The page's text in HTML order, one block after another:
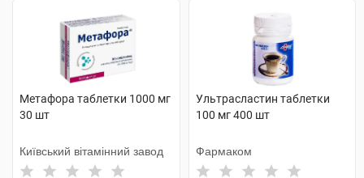
Метафора таблетки 1000 мг
30 шт
Київський вітамінний завод
Ультрасластин таблетки
100 мг 400 шт
Фармаком